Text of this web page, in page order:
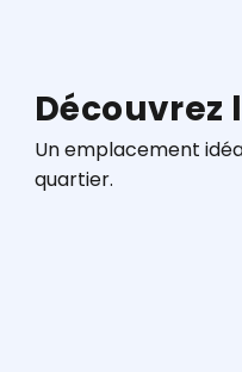
Un emplacement
quartier.